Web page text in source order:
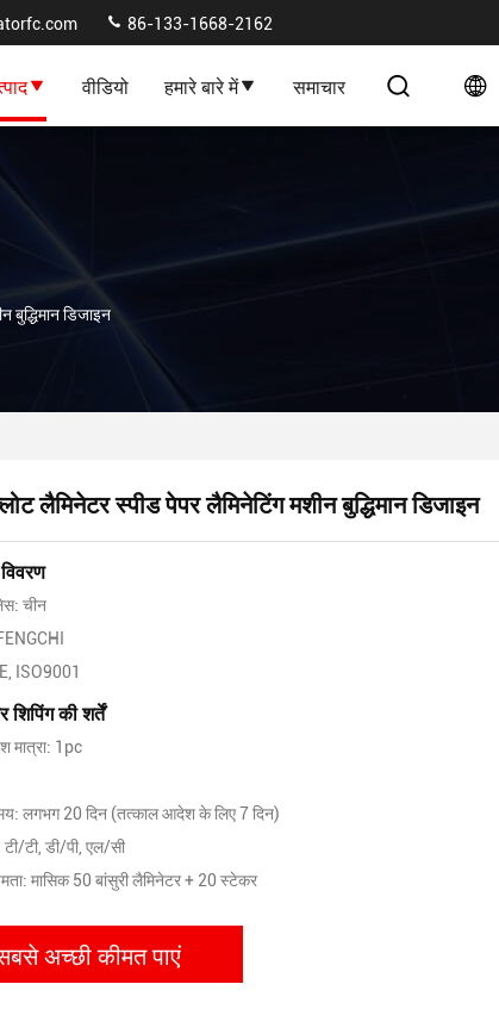
86-133-1668-2162
वीडियो हमारे बारे में समाचार
बुद्धिमान डिजाइन
लैमिनेटर स्पीड पेपर लैमिनेटिंग मशीन बुद्धिमान डिजाइन
चीन
ISO9001
की शर्तें
मात्रा: 1pc
लगभग 20 दिन (तत्काल आदेश के लिए 7 दिन)
टी/टी, डी/पी, एल/सी
मासिक 50 बांसुरी लैमिनेटर + 20 स्टेकर
अच्छी कीमत पाएं